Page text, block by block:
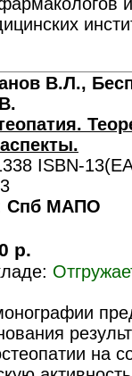
В.Л.,
ISBN-
Спб МАПО
р.
на